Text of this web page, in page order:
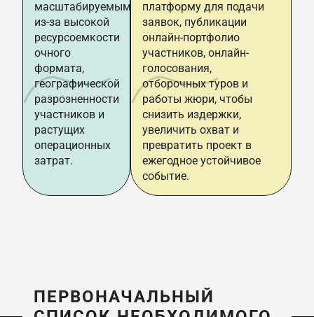
масштабируемым
из-за высокой
ресурсоемкости
очного
формата,
географической
разрозненности
участников и
растущих
операционных
затрат.
платформу для подачи
заявок, публикации
онлайн-портфолио
участников, онлайн-
голосования,
отборочных туров и
работы жюри, чтобы
снизить издержки,
увеличить охват и
превратить проект в
ежегодное устойчивое
событие.
ПЕРВОНАЧАЛЬНЫЙ